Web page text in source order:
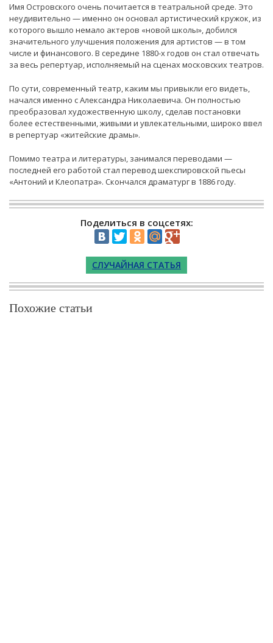
Имя Островского очень почитается в театральной среде. Это
неудивительно — именно он основал артистический кружок, из
которого вышло немало актеров «новой школы», добился
значительного улучшения положения для артистов — в том
числе и финансового. В середине 1880-х годов он стал отвечать
за весь репертуар, исполняемый на сценах московских театров.
По сути, современный театр, каким мы привыкли его видеть,
начался именно с Александра Николаевича. Он полностью
преобразовал художественную школу, сделав постановки
более естественными, живыми и увлекательными, широко ввел
в репертуар «житейские драмы».
Помимо театра и литературы, занимался переводами —
последней его работой стал перевод шекспировской пьесы
«Антоний и Клеопатра». Скончался драматург в 1886 году.
Поделиться в соцсетях:
СЛУЧАЙНАЯ СТАТЬЯ
Похожие статьи